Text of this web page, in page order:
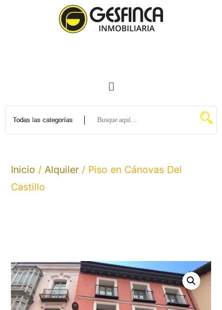
Inicio / Alquiler / Piso en Cánovas Del
Castillo